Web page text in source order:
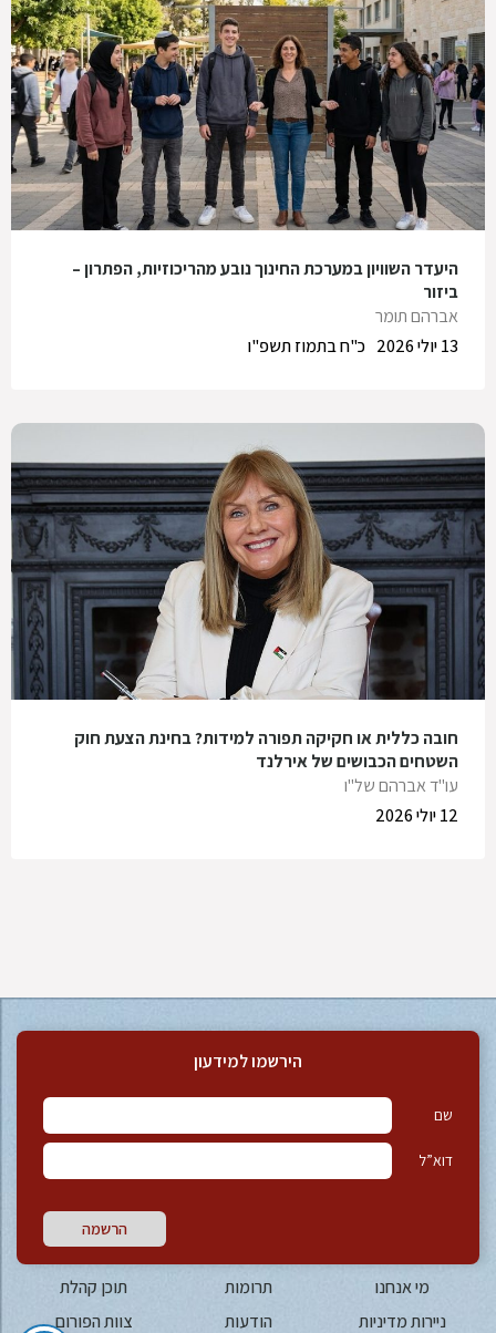
היעדר השוויון במערכת החינוך נובע מהריכוזיות, הפתרון –
ביזור
אברהם תומר
כ"ח בתמוז תשפ"ו
13 יולי 2026
חובה כללית או חקיקה תפורה למידות? בחינת הצעת חוק
השטחים הכבושים של אירלנד
עו"ד אברהם של"ו
12 יולי 2026
הירשמו למידעון
שם
דוא”ל
הרשמה
מי אנחנו תרומות
תוכן קהלת
ניירות מדיניות
הודעות צוות הפורום